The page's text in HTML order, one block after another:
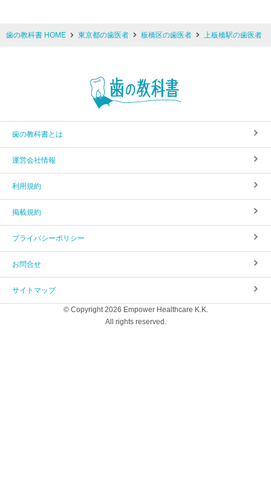
歯の教科書 HOME 東京都の歯医者 板橋区の歯医者 上板橋駅の歯医者
歯の教科書とは
運営会社情報
利用規約
掲載規約
プライバシーポリシー
お問合せ
サイトマップ
© Copyright 2026 Empower Healthcare K.K.
All rights reserved.